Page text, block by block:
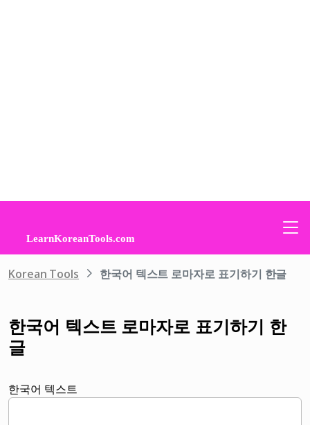
Korean Tools 한국어 텍스트 로마자로 표기하기 한글
한국어 텍스트 로마자로 표기하기 한
글
한국어 텍스트